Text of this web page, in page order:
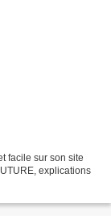
facile sur son site
explications